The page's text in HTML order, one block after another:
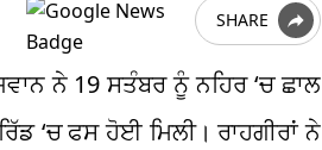
SHARE
ਨੇ 19 ਸਤੰਬਰ ਨੂੰ ਨਹਿਰ‘ਚ ਛਾਲ
‘ਚ ਫਸ ਹੋਈ ਮਿਲੀ। ਰਾਹਗੀਰਾਂ ਨੇ